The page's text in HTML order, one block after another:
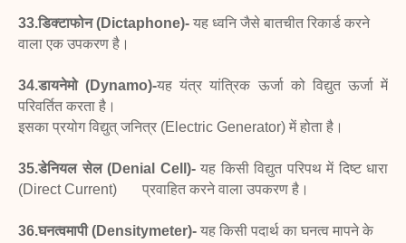
33.डिक्टाफोन (Dictaphone)- यह ध्वनि जैसे बातचीतरिकार्ड करने
वाला एक उपकरण है।
34.डायनेमो (Dynamo)-यह यंत्र यांत्रिक ऊर्जा को विद्युत ऊर्जा में
परिवर्तित करता है।
इसका प्रयोग विद्युत् जनित्र (Electric Generator) में होता है।
35.डेनियल सेल (Denial Cell)-यह किसी विद्युत परिपथ में दिष्ट धारा
(Direct Current) प्रवाहित करने वाला उपकरण है।
36.घनत्वमापी (Densitymeter)- यह किसी पदार्थ का घनत्व मापने के